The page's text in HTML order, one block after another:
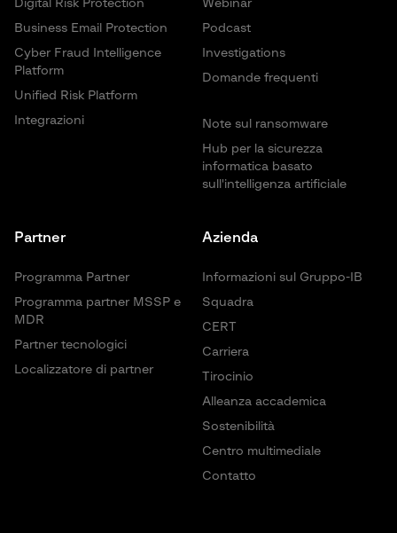
risultati del lavoro
I metodi utilizzati per l'esecuzione del lavoro
Il principio per determinare il livello di rischio delle
Tutti i potenziali vettori di attacco identificati per la
Descrizione della modellazione degli scenari di attacco
sfruttamento, classificazione per livello di rischio e
Webinar
Podcast
Investigations
Domande frequenti
Note sul ransomware
Hub per la sicurezza
informatica basato
sull'intelligenza artificiale
Digital Risk Protection
Business Email Protection
Cyber Fraud Intelligence
Platform
Unified Risk Platform
Integrazioni
Partner
Programma Partner
Programma partner MSSP e
MDR
Partner tecnologici
Localizzatore di partner
Azienda
Informazioni sul Gruppo-IB
Squadra
CERT
Carriera
Tirocinio
Alleanza accademica
Sostenibilità
Centro multimediale
Contatto